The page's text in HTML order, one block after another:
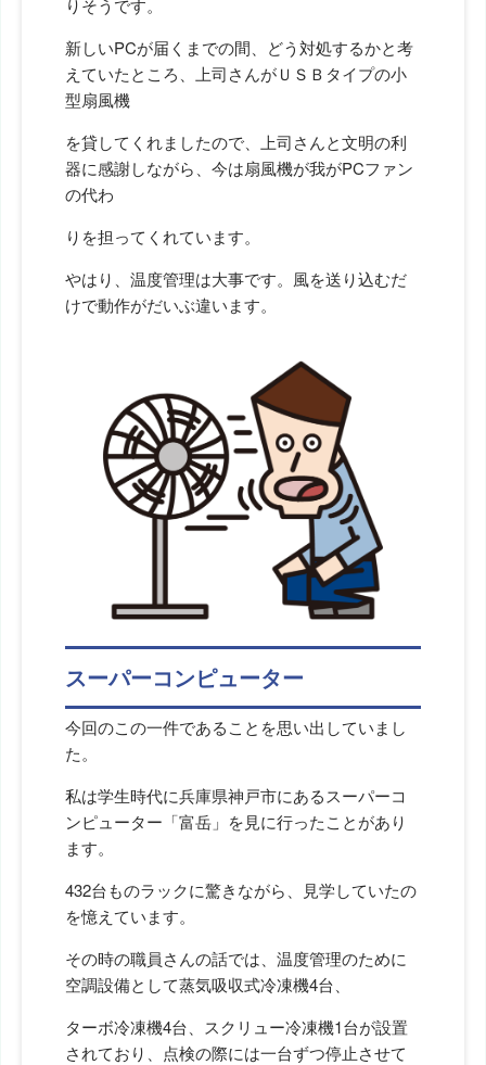
りそうです。
新しいPCが届くまでの間、どう対処するかと考
えていたところ、上司さんがＵＳＢタイプの小
型扇風機
を貸してくれましたので、上司さんと文明の利
器に感謝しながら、今は扇風機が我がPCファン
の代わ
りを担ってくれています。
やはり、温度管理は大事です。風を送り込むだ
けで動作がだいぶ違います。
スーパーコンピューター
今回のこの一件であることを思い出していまし
た。
私は学生時代に兵庫県神戸市にあるスーパーコ
ンピューター「富岳」を見に行ったことがあり
ます。
432台ものラックに驚きながら、見学していたの
を憶えています。
その時の職員さんの話では、温度管理のために
空調設備として蒸気吸収式冷凍機4台、
ターボ冷凍機4台、スクリュー冷凍機1台が設置
されており、点検の際には一台ずつ停止させて